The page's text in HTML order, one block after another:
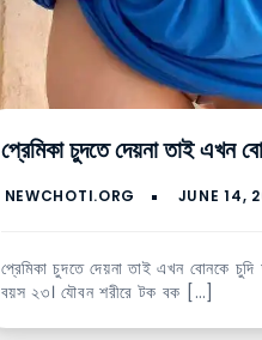
প্রেমিকা চুদতে দেয়না তাই এখন
প্রেমিকা চুদতে দেয়না তাই এখন বোনকে
বয়স ২৩। যৌবন শরীরে টক বক […]